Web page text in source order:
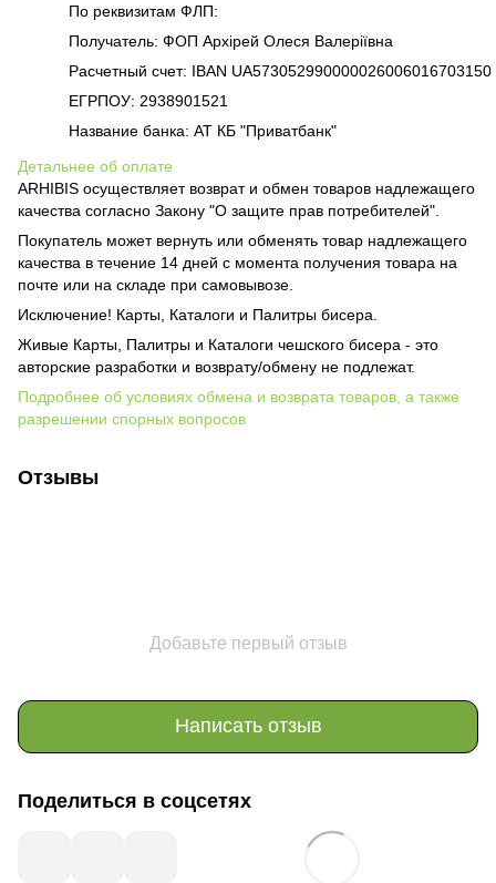
По реквизитам ФЛП:
Получатель: ФОП Архірей Олеся Валеріївна
Расчетный счет: IBAN UA573052990000026006016703150
ЕГРПОУ: 2938901521
Название банка: АТ КБ "Приватбанк"
Детальнее об оплате
ARHIBIS осуществляет возврат и обмен товаров надлежащего
качества согласно Закону "О защите прав потребителей".
Покупатель может вернуть или обменять товар надлежащего
качества в течение 14 дней с момента получения товара на
почте или на складе при самовывозе.
Исключение! Карты, Каталоги и Палитры бисера.
Живые Карты, Палитры и Каталоги чешского бисера - это
авторские разработки и возврату/обмену не подлежат.
Подробнее об условиях обмена и возврата товаров, а также
разрешении спорных вопросов
Отзывы
Добавьте первый отзыв
Написать отзыв
Поделиться в соцсетях